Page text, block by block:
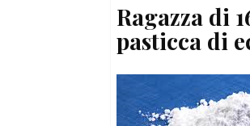
Ragazza di
pasticca di